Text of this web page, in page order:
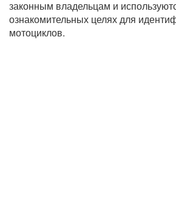
законным владельцам и
ознакомительных целях для
мотоциклов.